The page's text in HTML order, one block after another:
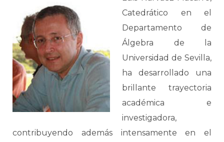
Catedrático en el
Departamento de
Álgebra de la
Universidad de Sevilla,
ha desarrollado una
brillante trayectoria
académica e
investigadora,
contribuyendo además intensamente en el